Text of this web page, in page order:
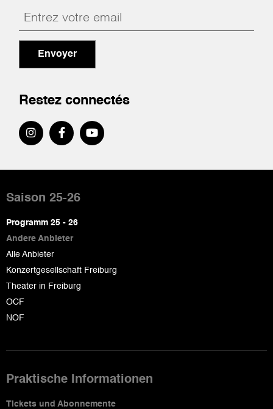
Envoyer
Restez connectés
de
page
Saison 25-26
Programm 25 - 26
Andere Anbieter
Alle Anbieter
Konzertgesellschaft Freiburg
Theater in Freiburg
OCF
NOF
Praktische Informationen
Tickets und Abonnemente